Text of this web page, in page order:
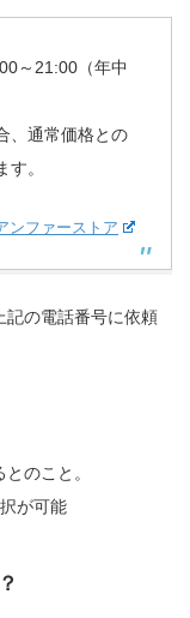
～21:00（年中
、通常価格との
。
ファーストア
記の電話番号に依頼
のこと。
が可能